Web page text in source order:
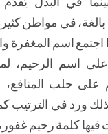
في مواطن
اجتمع اسم المغفرة
اسم الرحيم،
على جلب المنافع،
ورد في الترتيب
فيها كلمة رحيم